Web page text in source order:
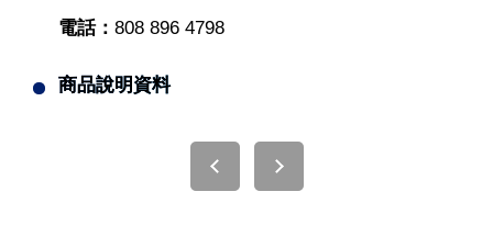
電話： 808 896 4798
商品說明資料